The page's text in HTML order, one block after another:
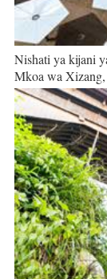
Nishati ya kijani
Mkoa wa